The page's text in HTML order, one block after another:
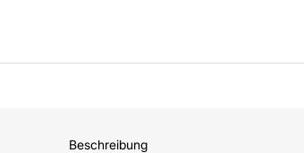
Beschreibung